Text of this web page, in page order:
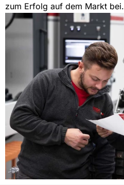
zum Erfolg auf dem Markt bei.